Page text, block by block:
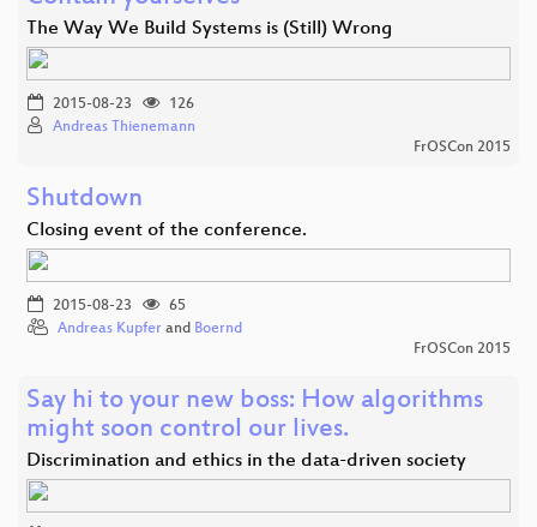
The Way We Build Systems is (Still) Wrong
2015-08-23
126
Andreas Thienemann
FrOSCon 2015
Shutdown
Closing event of the conference.
2015-08-23
65
Andreas Kupfer and Boernd
FrOSCon 2015
Say hi to your new boss: How algorithms
might soon control our lives.
Discrimination and ethics in the data-driven society